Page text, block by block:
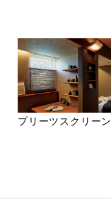
プリーツスクリーン